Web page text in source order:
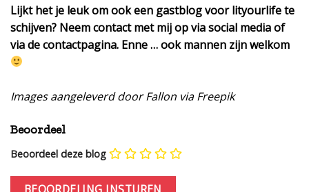
Lijkt het je leuk om ook een gastblog voor lityourlife te
schijven? Neem contact met mij op via social media of
via de contactpagina. Enne … ook mannen zijn welkom
Images aangeleverd door Fallon via Freepik
Beoordeel
Beoordeel deze blog